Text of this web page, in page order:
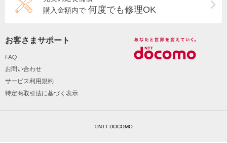
購入金額内で 何度でも修理OK
お客さまサポート
FAQ
お問い合わせ
サービス利用規約
特定商取引法に基づく表示
©NTT DOCOMO